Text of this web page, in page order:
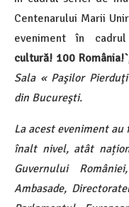
Centenarului Marii
eveniment în cadrul
cultură! 100 România!`
Sala « Paşilor
din Bucureşti.
La acest eveniment
înalt nivel, atât
Guvernului
Ambasade,